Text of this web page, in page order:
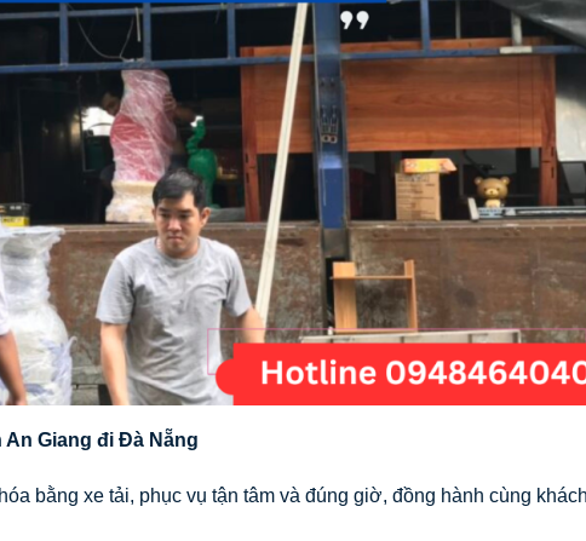
Giang đi Đà Nẵng
bằng xe tải, phục vụ tận tâm và đúng giờ, đồng hành cùng